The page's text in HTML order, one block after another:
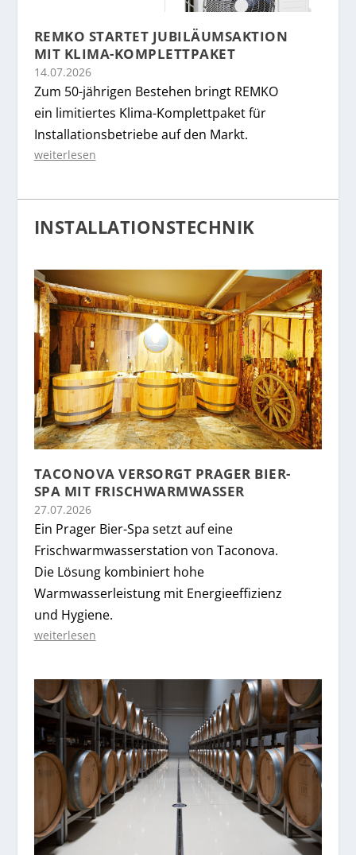
REMKO STARTET JUBILÄUMSAKTION
MIT KLIMA-KOMPLETTPAKET
14.07.2026
Zum 50-jährigen Bestehen bringt REMKO
ein limitiertes Klima-Komplettpaket für
Installationsbetriebe auf den Markt.
weiterlesen
INSTALLATIONSTECHNIK
TACONOVA VERSORGT PRAGER BIER-
SPA MIT FRISCHWARMWASSER
27.07.2026
Ein Prager Bier-Spa setzt auf eine
Frischwarmwasserstation von Taconova.
Die Lösung kombiniert hohe
Warmwasserleistung mit Energieeffizienz
und Hygiene.
weiterlesen